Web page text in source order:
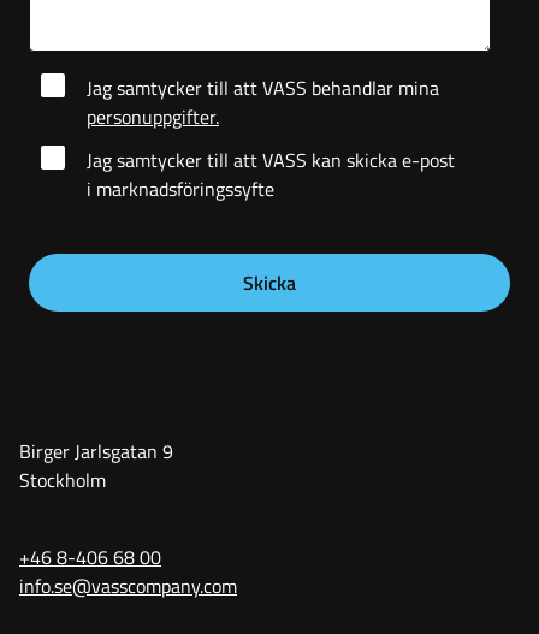
Jag samtycker till att VASS behandlar mina
personuppgifter.
Jag samtycker till att VASS kan skicka e-post
i marknadsföringssyfte
Birger Jarlsgatan 9
Stockholm
+46 8-406 68 00
info.se@vasscompany.com